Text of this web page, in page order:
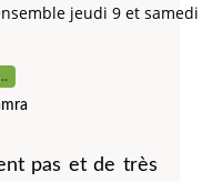
jeudi 9 et samedi
…
pas et de très